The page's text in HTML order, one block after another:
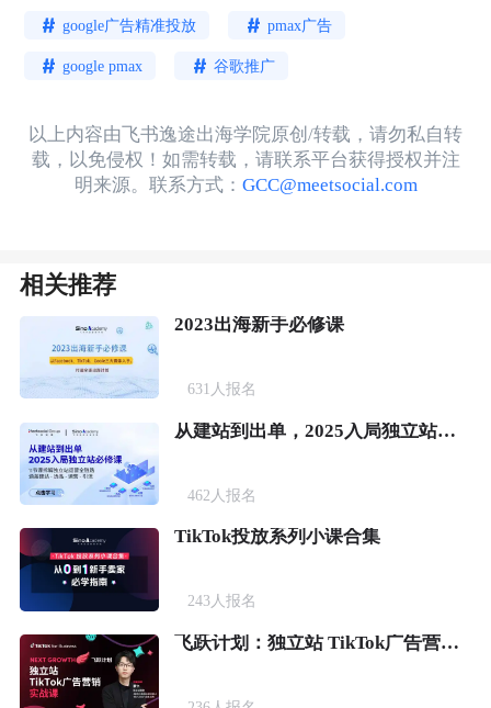
google广告精准投放 pmax广告
google pmax 谷歌推广
以上内容由飞书逸途出海学院原创/转载，请勿私自转
载，以免侵权！如需转载，请联系平台获得授权并注
明来源。联系方式： GCC@meetsocial.com
相关推荐
2023出海新手必修课
631 人报名
从建站到出单，2025入局独立站必修课
462 人报名
TikTok投放系列小课合集
243人报名
飞跃计划：独立站 TikTok广告营销实战课